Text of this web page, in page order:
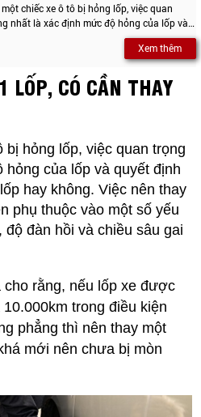
chiếc xe ô tô bị hỏng lốp, việc quan
nhất là xác định mức độ hỏng của lốp và
định liệu có cần thay cả cặp lốp hay
Việc nên thay một chiếc hay cả hai bên
thuộc vào một số yếu tố như tuổi thọ, độ
độ đàn hồi và chiều sâu gai lốp của lốp xe.
Xem thêm
LỐP, CÓ CẦN THAY
hỏng lốp, việc quan trọng
hỏng của lốp và quyết định
hay không. Việc nên thay
phụ thuộc vào một số yếu
đàn hồi và chiều sâu gai
rằng, nếu lốp xe được
trong điều kiện
phẳng thì nên thay một
mới nên chưa bị mòn